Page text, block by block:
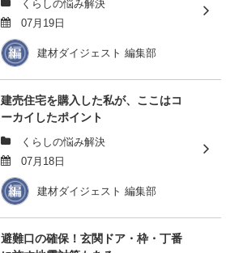
くらしの悩み解決
07月19日
建材ダイジェスト 編集部
建売住宅を購入した私が、ここはコ
ーカイしたポイント
くらしの悩み解決
07月18日
建材ダイジェスト 編集部
避難口の確保！玄関ドア・枠・丁番